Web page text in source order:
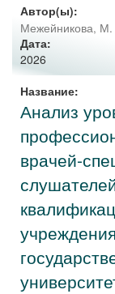
Автор(ы):
Межейникова,
Дата:
2026
Название:
Анализ
врачей-